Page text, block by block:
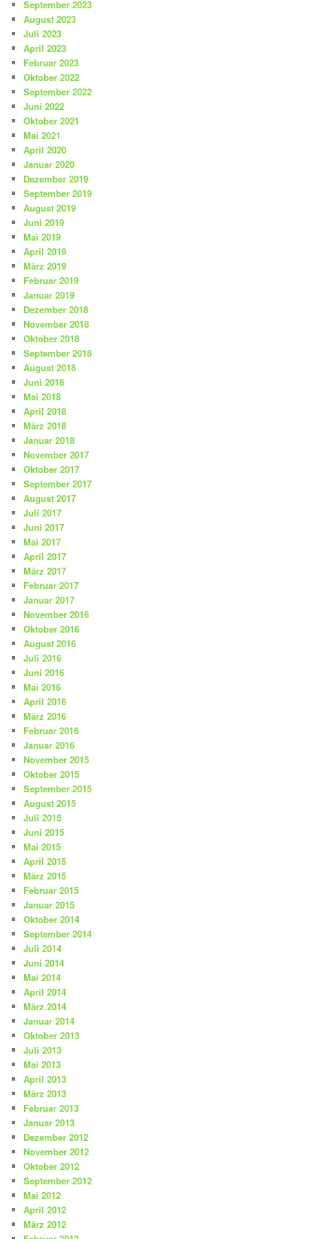
September 2023
August 2023
Juli 2023
April 2023
Februar 2023
Oktober 2022
September 2022
Juni 2022
Oktober 2021
Mai 2021
April 2020
Januar 2020
Dezember 2019
September 2019
August 2019
Juni 2019
Mai 2019
April 2019
März 2019
Februar 2019
Januar 2019
Dezember 2018
November 2018
Oktober 2018
September 2018
August 2018
Juni 2018
Mai 2018
April 2018
März 2018
Januar 2018
November 2017
Oktober 2017
September 2017
August 2017
Juli 2017
Juni 2017
Mai 2017
April 2017
März 2017
Februar 2017
Januar 2017
November 2016
Oktober 2016
August 2016
Juli 2016
Juni 2016
Mai 2016
April 2016
März 2016
Februar 2016
Januar 2016
November 2015
Oktober 2015
September 2015
August 2015
Juli 2015
Juni 2015
Mai 2015
April 2015
März 2015
Februar 2015
Januar 2015
Oktober 2014
September 2014
Juli 2014
Juni 2014
Mai 2014
April 2014
März 2014
Januar 2014
Oktober 2013
Juli 2013
Mai 2013
April 2013
März 2013
Februar 2013
Januar 2013
Dezember 2012
November 2012
Oktober 2012
September 2012
Mai 2012
April 2012
März 2012